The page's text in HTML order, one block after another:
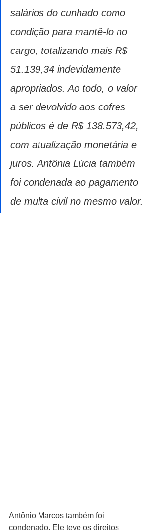
salários do cunhado como
condição para mantê-lo no
cargo, totalizando mais R$
51.139,34 indevidamente
apropriados. Ao todo, o valor
a ser devolvido aos cofres
públicos é de R$ 138.573,42,
com atualização monetária e
juros. Antônia Lúcia também
foi condenada ao pagamento
de multa civil no mesmo valor.
Antônio Marcos também foi
condenado. Ele teve os direitos